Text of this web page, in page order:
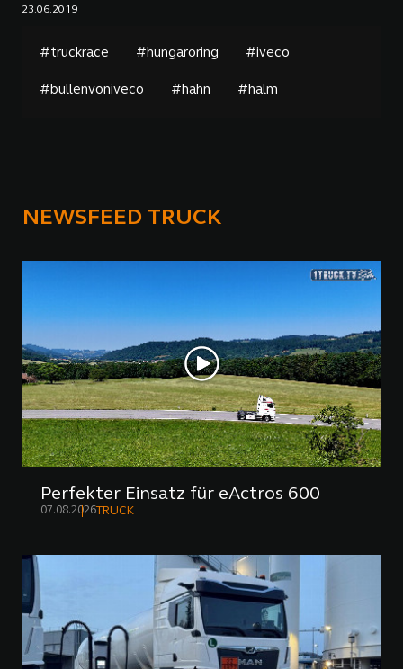
23.06.2019
#truckrace #hungaroring #iveco
#bullenvoniveco #hahn #halm
NEWSFEED TRUCK
Perfekter Einsatz für eActros 600
07.08.2026 TRUCK